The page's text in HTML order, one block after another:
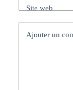
Site web
Ajouter un